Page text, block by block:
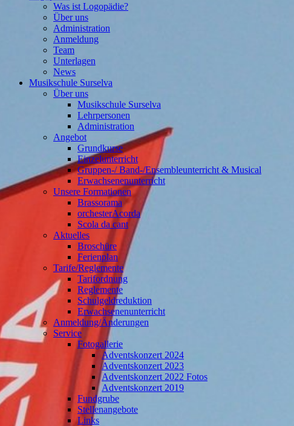
Was ist Logopädie?
Über uns
Administration
Anmeldung
Team
Unterlagen
News
Musikschule Surselva
Über uns
Musikschule Surselva
Lehrpersonen
Administration
Angebot
Grundkurse
Einzelunterricht
Gruppen-/ Band-/Ensembleunterricht & Musical
Erwachsenenunterricht
Unsere Formationen
Brassorama
orchesterAcorda
Scola da cant
Aktuelles
Broschüre
Ferienplan
Tarife/Reglemente
Tarifordnung
Reglemente
Schulgeldreduktion
Erwachsenenunterricht
Anmeldung/Änderungen
Service
Fotogallerie
Adventskonzert 2024
Adventskonzert 2023
Adventskonzert 2022 Fotos
Adventskonzert 2019
Fundgrube
Stellenangebote
Links